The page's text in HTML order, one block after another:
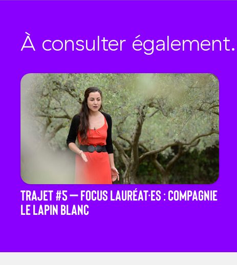
À consulter
TRAJET #5 – Focus Lauréat·es : Compagnie
Le Lapin Blanc